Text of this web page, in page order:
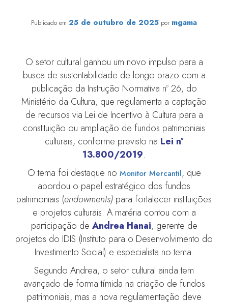
Publicado em 25 de outubro de 2025 por mgama
O setor cultural ganhou um novo impulso para a
busca de sustentabilidade de longo prazo com a
publicação da Instrução Normativa nº 26, do
Ministério da Cultura, que regulamenta a captação
de recursos via Lei de Incentivo à Cultura para a
constituição ou ampliação de fundos patrimoniais
culturais, conforme previsto na Lei nº
13.800/2019.
O tema foi destaque no Monitor Mercantil, que
abordou o papel estratégico dos fundos
patrimoniais (endowments) para fortalecer instituições
e projetos culturais. A matéria contou com a
participação de Andrea Hanai, gerente de
projetos do IDIS (Instituto para o Desenvolvimento do
Investimento Social) e especialista no tema.
Segundo Andrea, o setor cultural ainda tem
avançado de forma tímida na criação de fundos
patrimoniais, mas a nova regulamentação deve